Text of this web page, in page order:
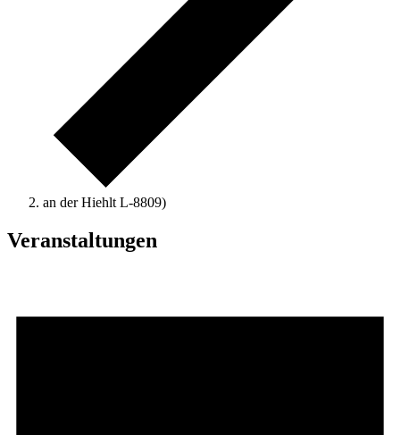
an der Hiehlt L-8809)
Veranstaltungen